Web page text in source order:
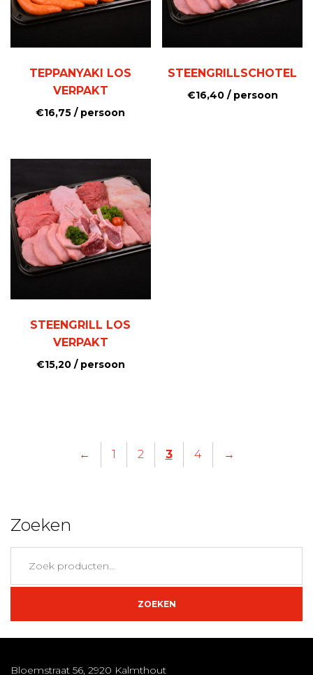
TEPPANYAKI LOS
VERPAKT
€16,75 / persoon
STEENGRILLSCHOTEL
€16,40/ persoon
STEENGRILL LOS
VERPAKT
€15,20/ persoon
← 1 2 3 4 →
Zoeken
naar:
ZOEKEN
Bloemstraat 56, 2920 Kalmthout